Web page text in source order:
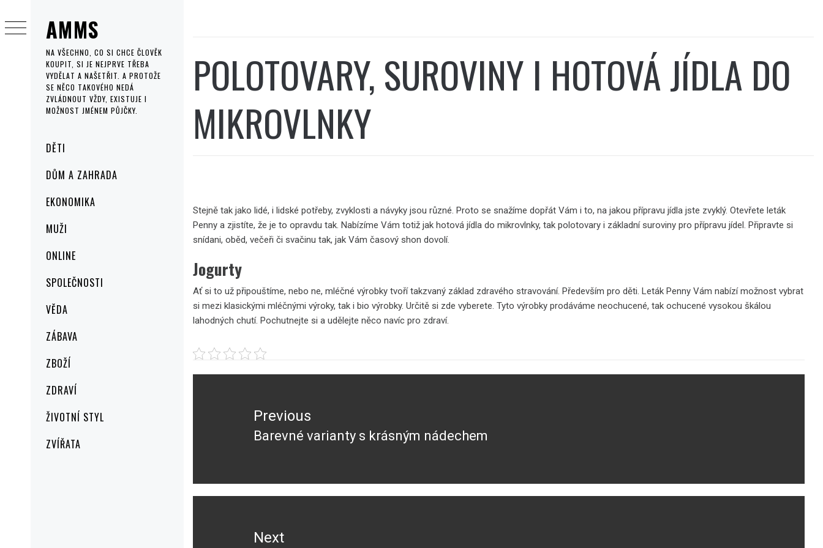
AMMS
NA VŠECHNO, CO SI CHCE ČLOVĚK
KOUPIT, SI JE NEJPRVE TŘEBA
VYDĚLAT A NAŠETŘIT. A PROTOŽE
SE NĚCO TAKOVÉHO NEDÁ
ZVLÁDNOUT VŽDY, EXISTUJE I
MOŽNOST JMÉNEM PŮJČKY.
Primary
MenuDĚTI
DŮM A ZAHRADA
EKONOMIKA
MUŽI
ONLINE
SPOLEČNOSTI
VĚDA
ZÁBAVA
ZBOŽÍ
ZDRAVÍ
ŽIVOTNÍ STYL
ZVÍŘATA
to
content
POLOTOVARY, SUROVINY I HOTOVÁ JÍDLA DO
MIKROVLNKY
Stejně tak jako lidé, i lidské potřeby, zvyklosti a návyky jsou různé. Proto se snažíme dopřát Vám i to, na jakou přípravu jídla jste zvyklý. Otevřete leták
Penny a zjistíte, že je to opravdu tak. Nabízíme Vám totiž jak hotová jídla do mikrovlnky, tak polotovary i základní suroviny pro přípravu jídel. Připravte si
snídani, oběd, večeři či svačinu tak, jak Vám časový shon dovolí.
Jogurty
Ať si to už připouštíme, nebo ne, mléčné výrobky tvoří takzvaný základ zdravého stravování. Především pro děti. Leták Penny Vám nabízí možnost vybrat
si mezi klasickými mléčnými výroky, tak i bio výrobky. Určitě si zde vyberete. Tyto výrobky prodáváme neochucené, tak ochucené vysokou škálou
lahodných chutí. Pochutnejte si a udělejte něco navíc pro zdraví.
Navigace
příspěvekPrevious
Previous
Barevné varianty s krásným nádechem
Next